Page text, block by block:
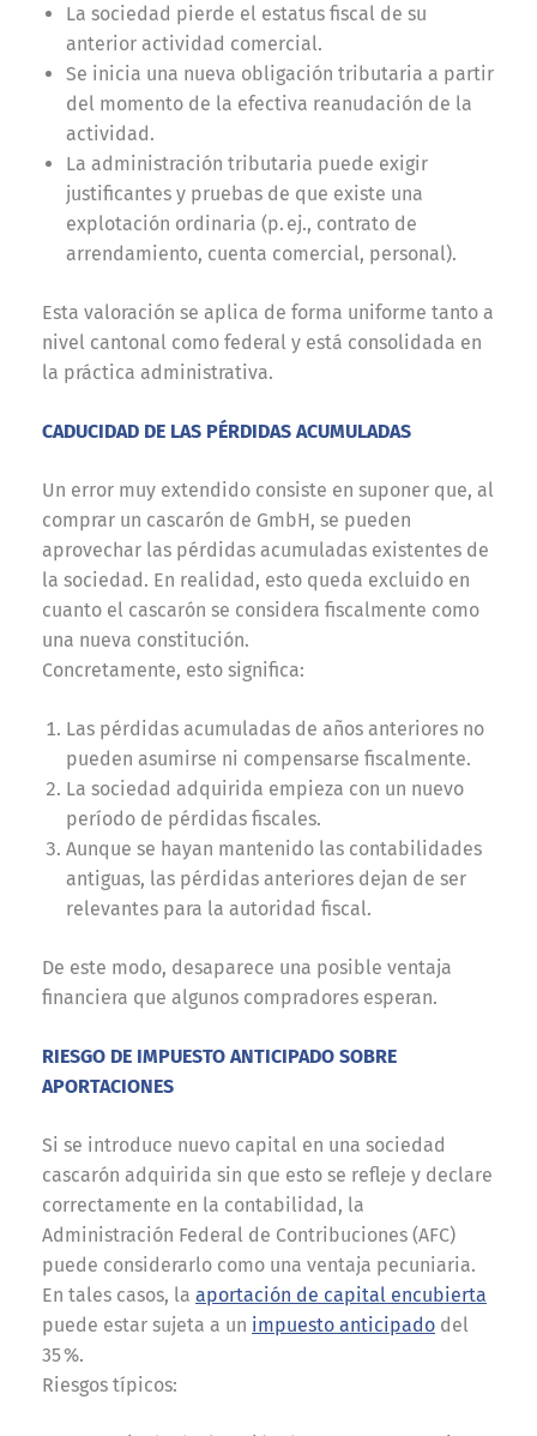
La sociedad pierde el estatus fiscal de su
anterior actividad comercial.
Se inicia una nueva obligación tributaria a partir
del momento de la efectiva reanudación de la
actividad.
La administración tributaria puede exigir
justificantes y pruebas de que existe una
explotación ordinaria (p. ej., contrato de
arrendamiento, cuenta comercial, personal).
Esta valoración se aplica de forma uniforme tanto a
nivel cantonal como federal y está consolidada en
la práctica administrativa.
CADUCIDAD DE LAS PÉRDIDAS ACUMULADAS
Un error muy extendido consiste en suponer que, al
comprar un cascarón de GmbH, se pueden
aprovechar las pérdidas acumuladas existentes de
la sociedad. En realidad, esto queda excluido en
cuanto el cascarón se considera fiscalmente como
una nueva constitución.
Concretamente, esto significa:
Las pérdidas acumuladas de años anteriores no
pueden asumirse ni compensarse fiscalmente.
La sociedad adquirida empieza con un nuevo
período de pérdidas fiscales.
Aunque se hayan mantenido las contabilidades
antiguas, las pérdidas anteriores dejan de ser
relevantes para la autoridad fiscal.
De este modo, desaparece una posible ventaja
financiera que algunos compradores esperan.
RIESGO DE IMPUESTO ANTICIPADO SOBRE
APORTACIONES
Si se introduce nuevo capital en una sociedad
cascarón adquirida sin que esto se refleje y declare
correctamente en la contabilidad, la
Administración Federal de Contribuciones (AFC)
puede considerarlo como una ventaja pecuniaria.
En tales casos, la aportación de capital encubierta
puede estar sujeta a un impuesto anticipado del
35 %.
Riesgos típicos: